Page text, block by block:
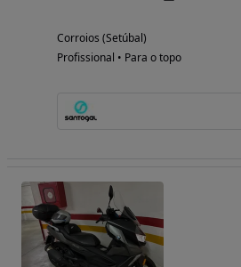
Corroios (Setúbal)
Profissional • Para o topo